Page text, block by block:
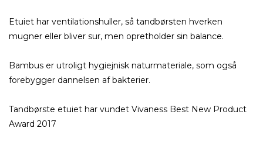
Etuiet har ventilationshuller, så tandbørsten hverken
mugner eller bliver sur, men opretholder sin balance.
Bambus er utroligt hygiejnisk naturmateriale, som også
forebygger dannelsen af bakterier.
Tandbørste etuiet har vundet Vivaness Best New Product
Award 2017